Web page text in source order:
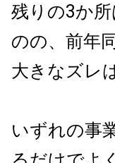
残りの3か
のの、前年
大きなズレ
いずれの事